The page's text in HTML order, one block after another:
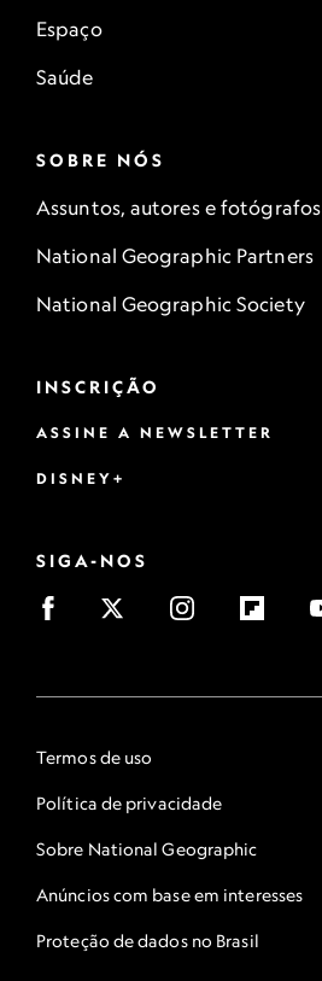
Espaço
Saúde
SOBRE NÓS
Assuntos, autores e fotógrafos
National Geographic Partners
National Geographic Society
INSCRIÇÃO
ASSINE A NEWSLETTER
DISNEY+
SIGA-NOS
Termos de uso
Política de privacidade
Sobre National Geographic
Anúncios com base em interesses
Proteção de dados no Brasil